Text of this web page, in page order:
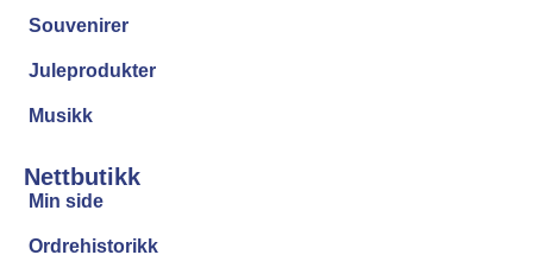
Souvenirer
Juleprodukter
Musikk
Nettbutikk
Min side
Ordrehistorikk